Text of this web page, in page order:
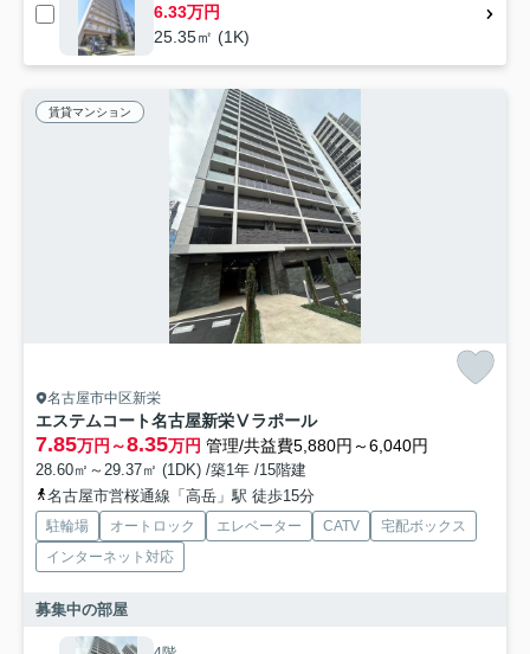
6.33万円
25.35㎡ (1K)
賃貸マンション
名古屋市中区新栄
エステムコート名古屋新栄Ⅴラポール
7.85万円～8.35万円 管理/共益費5,880円～6,040円
28.60㎡～29.37㎡ (1DK) /築1年 /15階建
名古屋市営桜通線「高岳」駅 徒歩15分
駐輪場 オートロック エレベーター CATV
宅配ボックス
インターネット対応
募集中の部屋